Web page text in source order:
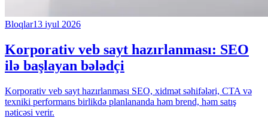
Bloqlar13 iyul 2026
Korporativ veb sayt hazırlanması: SEO
ilə başlayan bələdçi
Korporativ veb sayt hazırlanması SEO, xidmət səhifələri, CTA və
texniki performans birlikdə planlananda həm brend, həm satış
nəticəsi verir.